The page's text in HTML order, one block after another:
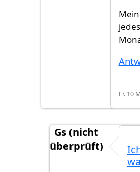
Fr. 10
Gs (nicht
überprüft)
Ja